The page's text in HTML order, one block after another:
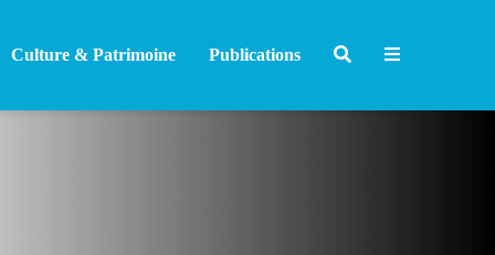
Culture & Patrimoine Publications